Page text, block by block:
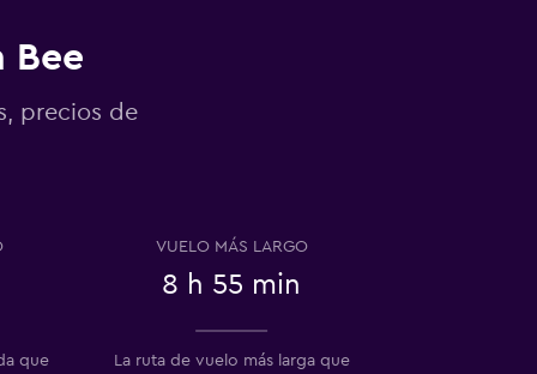
Bee
precios de
VUELO MÁS LARGO
8 h 55 min
que
La ruta de vuelo más larga que